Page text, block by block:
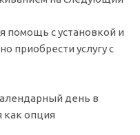
помощь с установкой и
приобрести услугу с
день в
как опция